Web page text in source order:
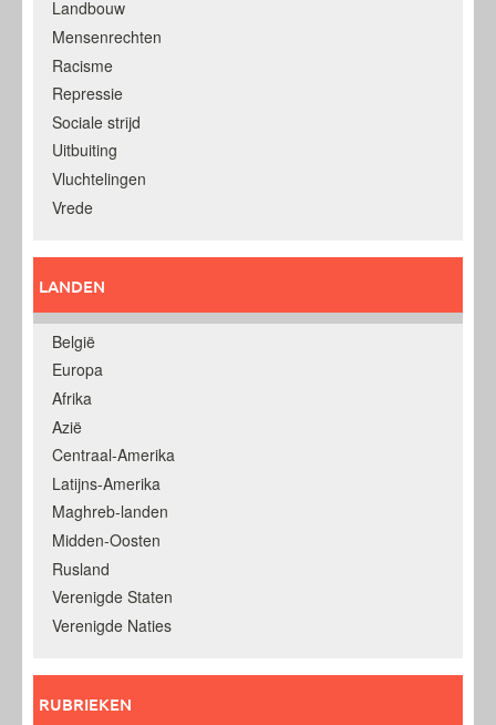
Landbouw
Mensenrechten
Racisme
Repressie
Sociale strijd
Uitbuiting
Vluchtelingen
Vrede
LANDEN
België
Europa
Afrika
Azië
Centraal-Amerika
Latijns-Amerika
Maghreb-landen
Midden-Oosten
Rusland
Verenigde Staten
Verenigde Naties
RUBRIEKEN